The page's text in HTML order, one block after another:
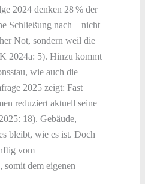
2024 denken 28 % der
Schließung nach – nicht
Not, sondern weil die
2024a: 5). Hinzu kommt
wie auch die
2025 zeigt: Fast
reduziert aktuell seine
18). Gebäude,
bleibt, wie es ist. Doch
vom
somit dem eigenen